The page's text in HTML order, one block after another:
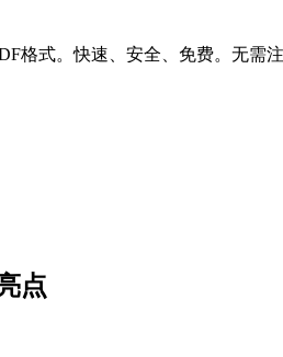
格式。快速、安全、免费。无需注
点